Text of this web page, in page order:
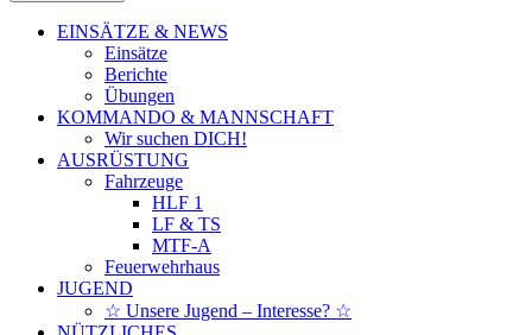
EINSÄTZE & NEWS
Einsätze
Berichte
Übungen
KOMMANDO & MANNSCHAFT
Wir suchen DICH!
AUSRÜSTUNG
Fahrzeuge
HLF 1
LF & TS
MTF-A
Feuerwehrhaus
JUGEND
☆ Unsere Jugend – Interesse? ☆